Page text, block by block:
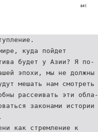
куда пойдет
будет у Азии? Я по-
эпохи, мы не должны
мешать нам смотреть
рассеивать эти обла-
законами истории
как стремление к